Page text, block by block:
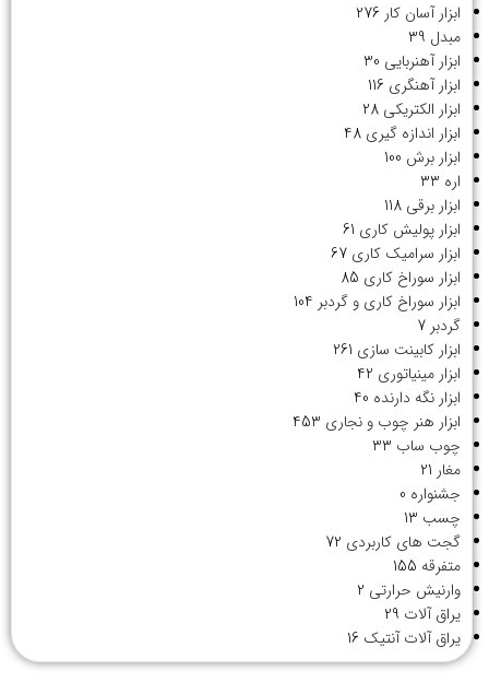
ابزار آسان کار 276
مبدل 39
ابزار آهنربایی 30
ابزار آهنگری 116
ابزار الکتریکی 28
ابزار اندازه گیری 48
ابزار برش 100
اره 33
ابزار برقی 118
ابزار پولیش کاری 61
ابزار سرامیک کاری 67
ابزار سوراخ کاری 85
ابزار سوراخ کاری و گردبر 104
گردبر 7
ابزار کابینت سازی 261
ابزار مینیاتوری 42
ابزار نگه دارنده 40
ابزار هنر چوب و نجاری 453
چوب ساب 33
مغار 21
جشنواره 0
چسب 13
گجت های کاربردی 72
متفرقه 155
وارنیش حرارتی 2
یراق آلات 29
یراق آلات آنتیک 16